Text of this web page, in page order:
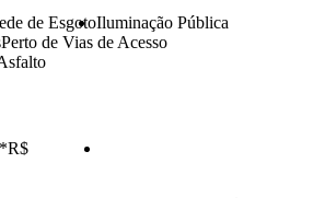
de EsgotoIluminação Pública
Perto de Vias de Acesso
*R$